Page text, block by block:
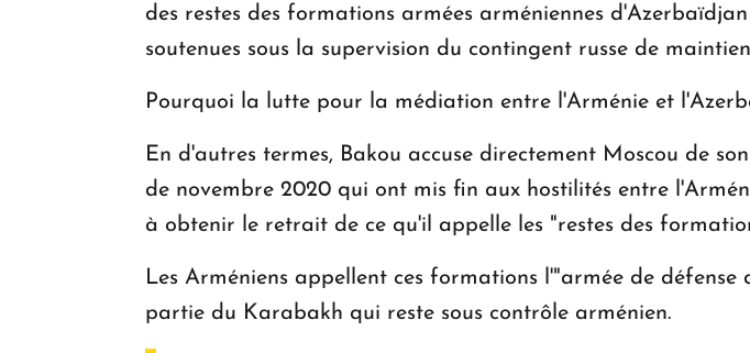
des restes des formations armées arméniennes
soutenues sous la supervision du contingent russe de
Pourquoi la lutte pour la médiation entre l'Arménie et
En d'autres termes, Bakou accuse directement Moscou de
de novembre 2020 qui ont mis fin aux hostilités entre
à obtenir le retrait de ce qu'il appelle les "restes des
Les Arméniens appellent ces formations l'"armée de
partie du Karabakh qui reste sous contrôle arménien.